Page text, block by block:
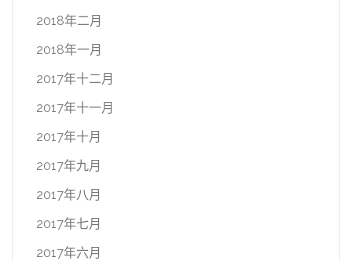
2018年二月
2018年一月
2017年十二月
2017年十一月
2017年十月
2017年九月
2017年八月
2017年七月
2017年六月